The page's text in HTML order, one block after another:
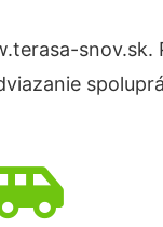
snov.sk.